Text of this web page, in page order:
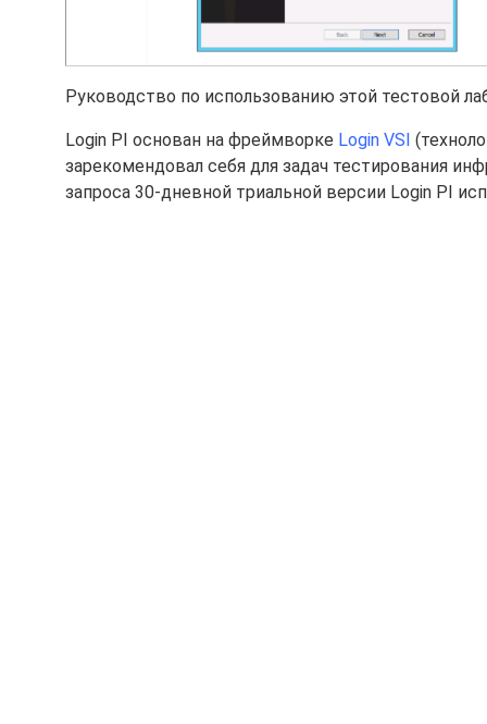
Руководство по использованию этой тестовой
Login PI основан на фреймворке Login VSI
зарекомендовал себя для задач тестирования
запроса 30-дневной триальной версии Login PI